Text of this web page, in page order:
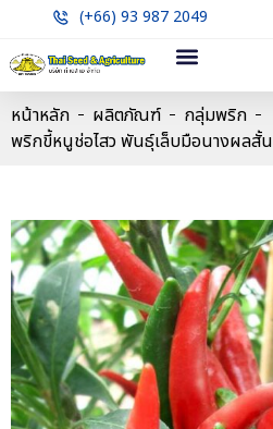
(+66) 93 987 2049
หน้าหลัก ผลิตภัณฑ์
กลุ่มพริก
พริกขี้หนูช่อไสว พันธุ์เล็บมือนางผลสั้น